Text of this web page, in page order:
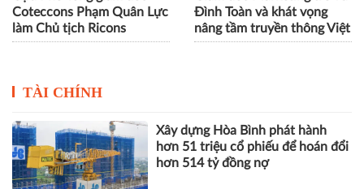
Coteccons Phạm Quân Lực
làm Chủ tịch Ricons
Đình Toàn và khát vọng
nâng tầm truyền thông Việt